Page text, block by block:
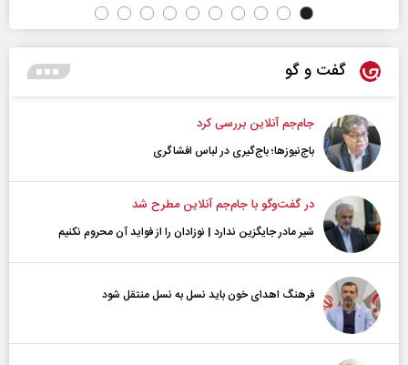
گفت و گو
جام‌جم آنلاین بررسی کرد
باج‌نیوزها؛ باج‌گیری در لباس افشاگری
در گفت‌و‌گو با جام‌جم آنلاین مطرح شد
شیر مادر جایگزین ندارد | نوزادان را از فواید آن محروم نکنیم
فرهنگ اهدای خون باید نسل به نسل منتقل شود